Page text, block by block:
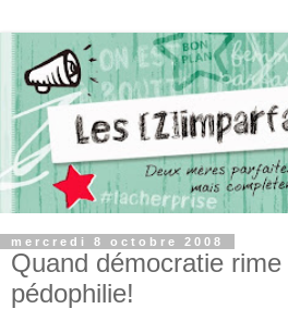
mercredi 8 octobre 2008
Quand démocratie
pédophilie!